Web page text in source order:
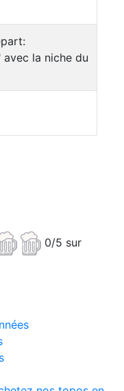
avec la niche du
0/5 sur